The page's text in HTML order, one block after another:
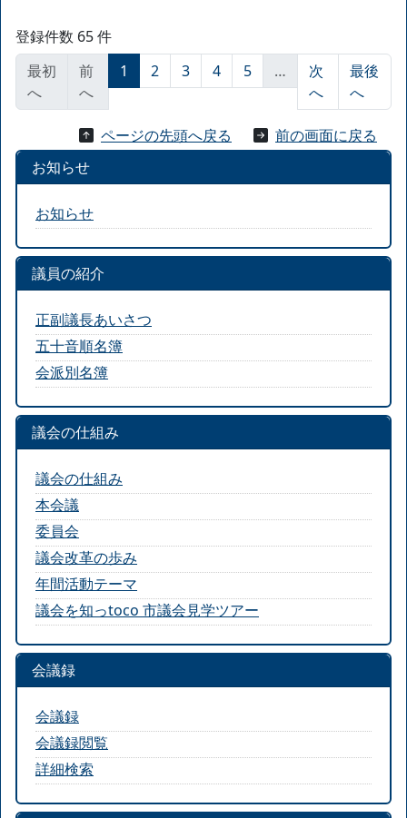
登録件数 65 件
最初
へ
前
へ
1 2 3 4 5 …
次
へ
最後
へ
ページの先頭へ戻る
前の画面に戻る
お知らせ
お知らせ
議員の紹介
正副議長あいさつ
五十音順名簿
会派別名簿
議会の仕組み
議会の仕組み
本会議
委員会
議会改革の歩み
年間活動テーマ
議会を知っtoco 市議会見学ツアー
会議録
会議録
会議録閲覧
詳細検索